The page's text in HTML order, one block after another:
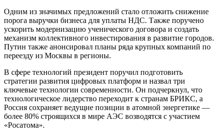
Одним из значимых предложений стало отложить снижение
порога выручки бизнеса для уплаты НДС. Также поручено
ускорить модернизацию ученического договора и создать
механизм коллективного инвестирования в развитие городов.
Путин также анонсировал планы ряда крупных компаний по
переезду из Москвы в регионы.
В сфере технологий президент поручил подготовить
стратегии развития цифровых платформ и назвал три
ключевые технологии современности. Он подчеркнул, что
технологическое лидерство переходит к странам БРИКС, а
Россия сохраняет ведущие позиции в атомной энергетике —
более 80% строящихся в мире АЭС возводятся с участием
«Росатома».